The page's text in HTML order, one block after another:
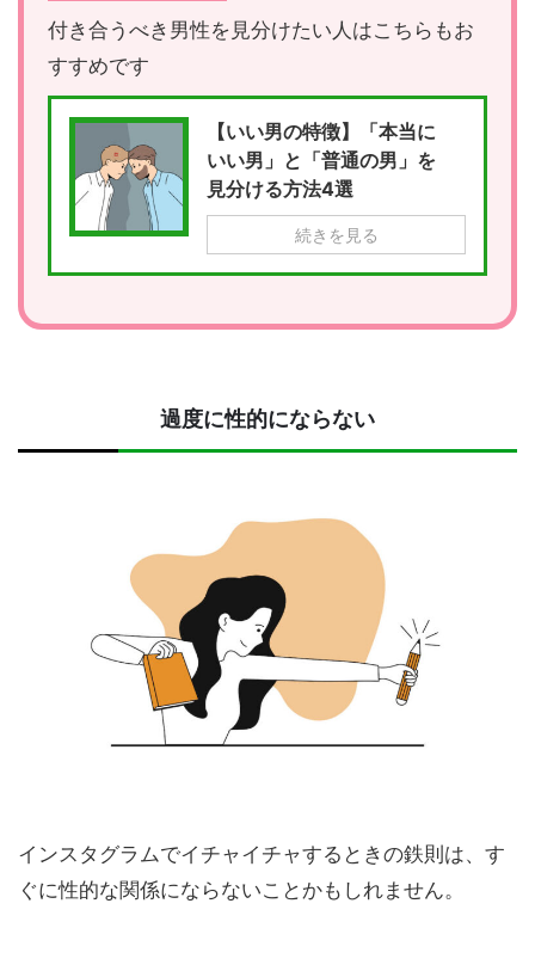
付き合うべき男性を見分けたい人はこちらもお
すすめです
【いい男の特徴】「本当に
いい男」と「普通の男」を
見分ける方法4選
続きを見る
過度に性的にならない
インスタグラムでイチャイチャするときの鉄則は、す
ぐに性的な関係にならないことかもしれません。